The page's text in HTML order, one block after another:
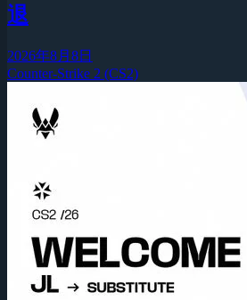
退
2026年8月8日
Counter-Strike 2 (CS2)